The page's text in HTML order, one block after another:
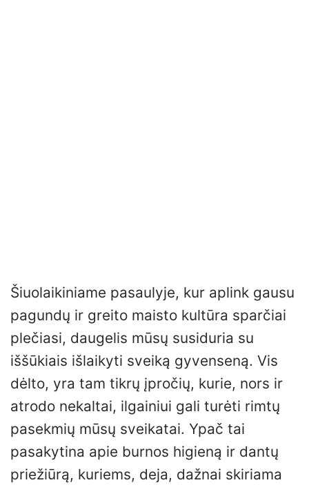
Šiuolaikiniame pasaulyje, kur aplink gausu
pagundų ir greito maisto kultūra sparčiai
plečiasi, daugelis mūsų susiduria su
iššūkiais išlaikyti sveiką gyvenseną. Vis
dėlto, yra tam tikrų įpročių, kurie, nors ir
atrodo nekaltai, ilgainiui gali turėti rimtų
pasekmių mūsų sveikatai. Ypač tai
pasakytina apie burnos higieną ir dantų
priežiūrą, kuriems, deja, dažnai skiriama